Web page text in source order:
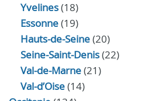
Yvelines(18)
Essonne(19)
Hauts-de-Seine(20)
Seine-Saint-Denis(22)
Val-de-Marne(21)
Val-d’Oise(14)